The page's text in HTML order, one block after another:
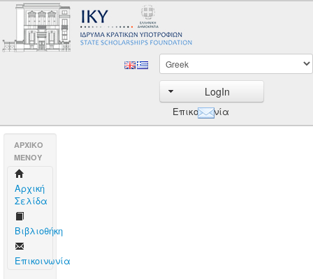
LogIn
Επικοινωνία
AΡΧΙΚΟ
ΜΕΝΟΥ
Aρχική
Σελίδα
Βιβλιοθήκη
Επικοινωνία